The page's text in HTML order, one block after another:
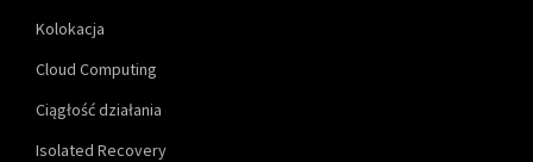
Kolokacja
Cloud Computing
Ciągłość działania
Isolated Recovery